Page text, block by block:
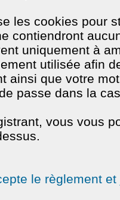
les cookies pour
contiendront
uniquement à
utilisée afin
ainsi que votre
passe dans la
vous vous
le règlement